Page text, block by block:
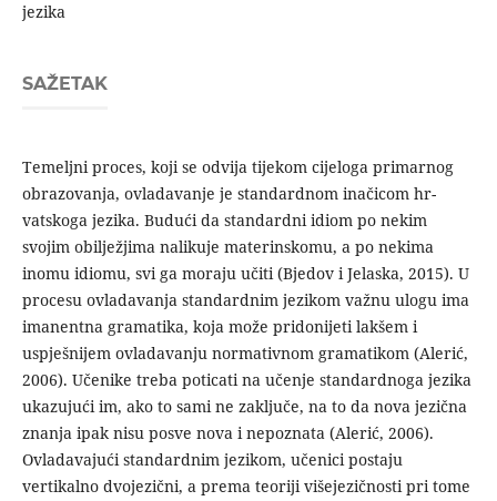
jezika
SAŽETAK
Temeljni proces, koji se odvija tijekom cijeloga primar­nog
obrazovanja, ovladavanje je standardnom inačicom hr­
vatskoga jezika. Budući da standardni idiom po nekim
svojim obilježjima nalikuje materinskomu, a po nekima
inomu idiomu, svi ga moraju učiti (Bjedov i Jelaska, 2015). U
procesu ovla­davanja standardnim jezikom važnu ulogu ima
imanentna gra­matika, koja može pridonijeti lakšem i
uspješnijem ovladavanju normativnom gramatikom (Alerić,
2006). Učenike treba potica­ti na učenje standardnoga jezika
ukazujući im, ako to sami ne zaključe, na to da nova jezična
znanja ipak nisu posve nova i nepoznata (Alerić, 2006).
Ovladavajući standardnim jezikom, učenici postaju
vertikalno dvojezični, a prema teoriji višejezič­nosti pri tome